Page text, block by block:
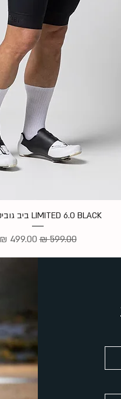
LIMITED 6.0 BLACK ביב גוביק גברים
מחיר רגיל‏599.00 ‏₪ מחיר מבצע